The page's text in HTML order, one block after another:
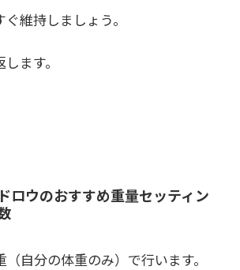
維持しましょう。
ます。
ロウのおすすめ重量セッティン
（自分の体重のみ）で行います。